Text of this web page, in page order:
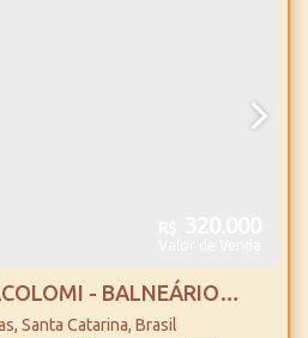
- BALNEÁRIO
, Santa Catarina, Brasil